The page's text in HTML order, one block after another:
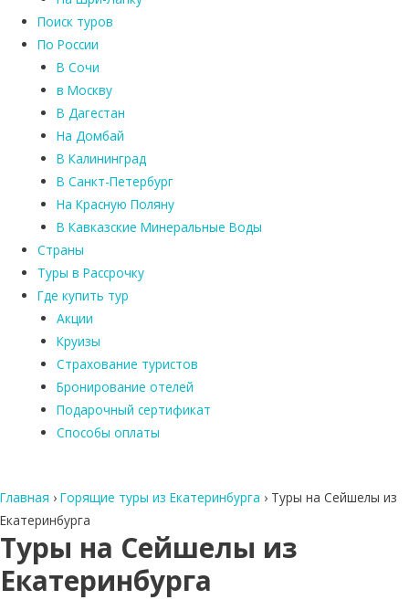
Поиск туров
По России
В Сочи
в Москву
В Дагестан
На Домбай
В Калининград
В Санкт-Петербург
На Красную Поляну
В Кавказские Минеральные Воды
Страны
Туры в Рассрочку
Где купить тур
Акции
Круизы
Страхование туристов
Бронирование отелей
Подарочный сертификат
Способы оплаты
Главная › Горящие туры из Екатеринбурга › Туры на Сейшелы из
Екатеринбурга
Туры на Сейшелы из
Екатеринбурга